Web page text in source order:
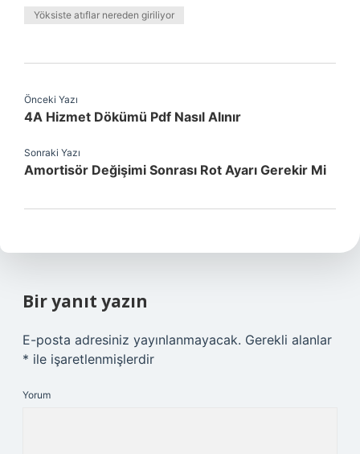
Yöksiste atıflar nereden giriliyor
Önceki Yazı
4A Hizmet Dökümü Pdf Nasıl Alınır
Sonraki Yazı
Amortisör Değişimi Sonrası Rot Ayarı Gerekir Mi
Bir yanıt yazın
E-posta adresiniz yayınlanmayacak. Gerekli alanlar
* ile işaretlenmişlerdir
Yorum